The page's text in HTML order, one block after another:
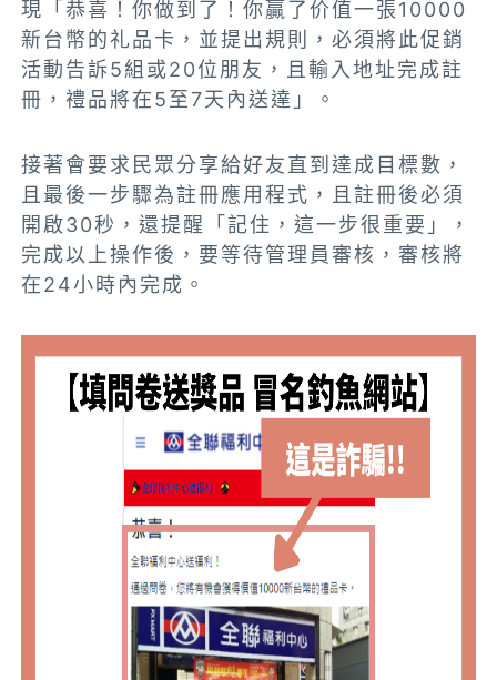
現「恭喜！你做到了！你贏了价值一張10000
新台幣的礼品卡，並提出規則，必須將此促銷
活動告訴5組或20位朋友，且輸入地址完成註
冊，禮品將在5至7天內送達」。
接著會要求民眾分享給好友直到達成目標數，
且最後一步驟為註冊應用程式，且註冊後必須
開啟30秒，還提醒「記住，這一步很重要」，
完成以上操作後，要等待管理員審核，審核將
在24小時內完成。